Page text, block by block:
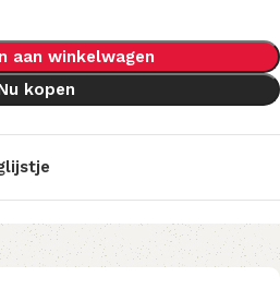
aan winkelwagen
kopen